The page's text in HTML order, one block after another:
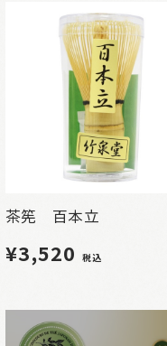
茶筅 百本立
¥3,520 税込